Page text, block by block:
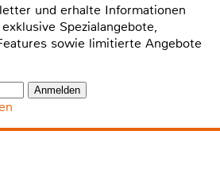
und erhalte Informationen
Spezialangebote,
sowie limitierte Angebote